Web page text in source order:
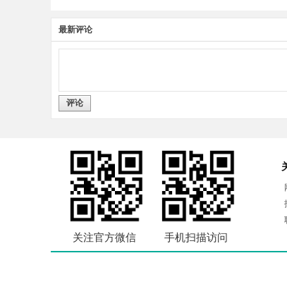
最新评论
评论
关注官方微信 手机扫描访问